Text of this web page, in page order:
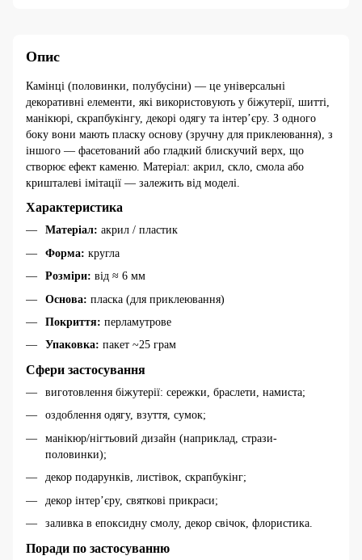
Опис
Камінці (половинки, полубусіни) — це універсальні
декоративні елементи, які використовують у біжутерії, шитті,
манікюрі, скрапбукінгу, декорі одягу та інтер’єру. З одного
боку вони мають пласку основу (зручну для приклеювання), з
іншого — фасетований або гладкий блискучий верх, що
створює ефект каменю. Матеріал: акрил, скло, смола або
кришталеві імітації — залежить від моделі.
Характеристика
Матеріал: акрил / пластик
Форма: кругла
Розміри: від ≈ 6 мм
Основа: пласка (для приклеювання)
Покриття: перламутрове
Упаковка: пакет ~25 грам
Сфери застосування
виготовлення біжутерії: сережки, браслети, намиста;
оздоблення одягу, взуття, сумок;
манікюр/нігтьовий дизайн (наприклад, стрази-
половинки);
декор подарунків, листівок, скрапбукінг;
декор інтер’єру, святкові прикраси;
заливка в епоксидну смолу, декор свічок, флористика.
Поради по застосуванню